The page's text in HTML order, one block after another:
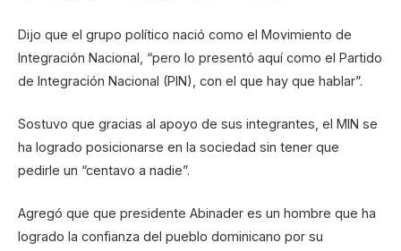
Dijo que el grupo político nació como el Movimiento de
Integración Nacional, “pero lo presentó aquí como el Partido
de Integración Nacional (PIN), con el que hay que hablar”.
Sostuvo que gracias al apoyo de sus integrantes, el MIN se
ha logrado posicionarse en la sociedad sin tener que
pedirle un “centavo a nadie”.
Agregó que que presidente Abinader es un hombre que ha
logrado la confianza del pueblo dominicano por su